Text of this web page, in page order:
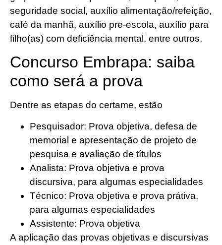
seguridade social, auxílio alimentação/refeição,
café da manhã, auxílio pre-escola, auxílio para
filho(as) com deficiência mental, entre outros.
Concurso Embrapa: saiba
como será a prova
Dentre as etapas do certame, estão
Pesquisador: Prova objetiva, defesa de
memorial e apresentação de projeto de
pesquisa e avaliação de títulos
Analista: Prova objetiva e prova
discursiva, para algumas especialidades
Técnico: Prova objetiva e prova prátiva,
para algumas especialidades
Assistente: Prova objetiva
A aplicação das provas objetivas e discursivas